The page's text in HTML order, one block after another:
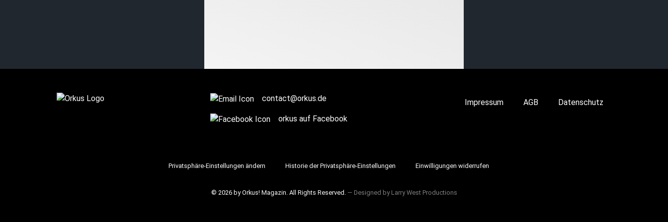
contact@orkus.de
orkus auf Facebook
Impressum AGB Datenschutz
Privatsphäre-Einstellungen ändern Historie der Privatsphäre-Einstellungen Einwilligungen widerrufen
© 2026 by Orkus! Magazin. All Rights Reserved. ― Designed by Larry West Productions